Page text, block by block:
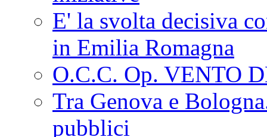
E' la svolta decisiva
in Emilia Romagna
O.C.C. Op. VENTO
Tra Genova e
pubblici